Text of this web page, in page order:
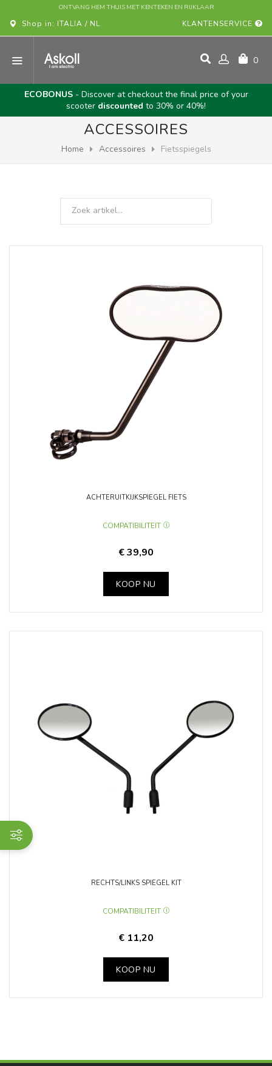
ONTVANG HEM THUIS MET KENTEKEN EN RIJKLAAR
Shop in: ITALIA / NL KLANTENSERVICE
0
ECOBONUS- Discover at checkout the final price of your
scooter discounted to 30% or 40%!
ACCESSOIRES
Home Accessoires Fietsspiegels
ACHTERUITKIJKSPIEGEL FIETS
COMPATIBILITEIT
€ 39,90
KOOP NU
RECHTS/LINKS SPIEGEL KIT
COMPATIBILITEIT
€ 11,20
KOOP NU